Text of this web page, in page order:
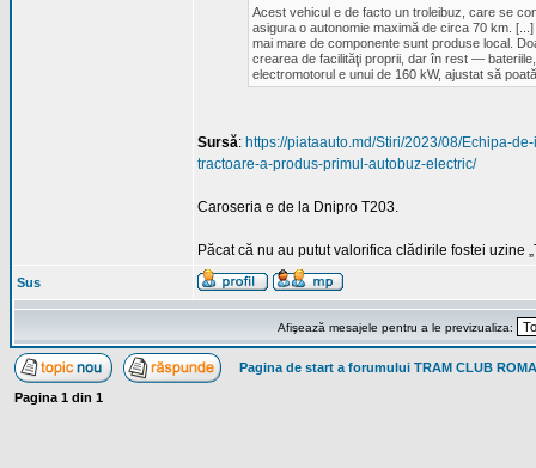
Acest vehicul e de facto un troleibuz, care se
asigura o autonomie maximă de circa 70 km.
mai mare de componente sunt produse local.
crearea de facilităţi proprii, dar în rest —
electromotorul e unui de 160 kW, ajustat să
Sursă: https://piataauto.md/Stiri/2023/08/Echipa-
tractoare-a-produs-primul-autobuz-electric/
Caroseria e de la Dnipro T203.
Păcat că nu au putut valorifica clădirile fostei uzine
Sus
Afişează mesajele pentru a le previzualiza:
Pagina de start a forumului TRAM CLUB
Pagina 1 din 1